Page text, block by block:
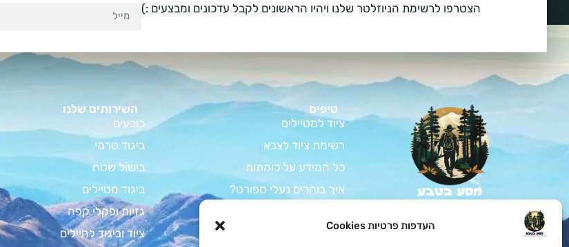
העדפות פרטיות Cookies
הצטרפו לרשימת הניוזלטר שלנו ויהיו הראשונים לקבל עדכונים ומבצעים :)
צאו למסע בלתי נשכח
בטבע עם כל הציוד לחיילים
טיפים
ציוד למטיילים
רשימת ציוד לצבא
כל המידע על כומתות
איך בוחרים נעלי ספורט?
ציוד למתגייס – המדריך המלא
השירותים שלנו
כובעים
ביגוד טרמי
בישול שטח
ביגוד מטיילים
גזיות ופקלי קפה
ציוד וביגוד לחיילים